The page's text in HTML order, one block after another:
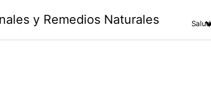
y Remedios Naturales Salud